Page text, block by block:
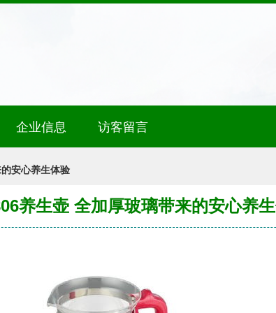
企业信息 访客留言
安心养生体验
养生壶 全加厚玻璃带来的安心养